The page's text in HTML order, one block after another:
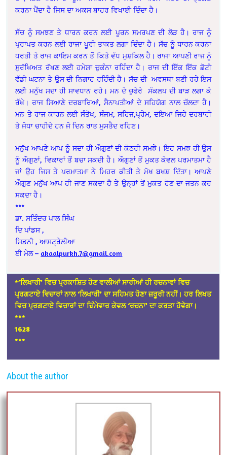
ਕਰਨਾ ਪੈਂਦਾ ਹੈ ਜਿਸ ਦਾ ਅਕਸ ਬਾਹਰ ਵਿਖਾਈ ਦਿੰਦਾ ਹੈ।
ਸੱਚ ਨੂੰ ਸਮਝਣ ਤੇ ਧਾਰਨ ਕਰਨ ਲਈ ਪੂਰਨ ਸਮਰਪਣ ਦੀ ਲੋੜ ਹੈ। ਰਾਜ ਨੂੰ
ਪ੍ਰਾਪਤ ਕਰਨ ਲਈ ਰਾਜਾ ਪੂਰੀ ਤਾਕਤ ਲਗਾ ਦਿੰਦਾ ਹੈ। ਸੱਚ ਨੂੰ ਧਾਰਨ ਕਰਨਾ
ਧਰਤੀ ਤੇ ਰਾਜ ਕਾਇਮ ਕਰਨ ਤੋਂ ਕਿਤੇ ਵੱਧ ਮੁਸ਼ਕਿਲ ਹੈ। ਰਾਜਾ ਆਪਣੀ ਰਾਜ ਨੂੰ
ਸੁਰੱਖਿਅਤ ਰੱਖਣ ਲਈ ਹਮੇਸ਼ਾ ਚੁਕੰਨਾ ਰਹਿੰਦਾ ਹੈ। ਰਾਜ ਦੀ ਇੱਕ ਇੱਕ ਛੋਟੀ
ਵੱਡੀ ਘਟਨਾ ਤੇ ਉਸ ਦੀ ਨਿਗਾਹ ਰਹਿੰਦੀ ਹੈ। ਸੱਚ ਦੀ ਅਵਸਥਾ ਬਣੀ ਰਹੇ ਇਸ
ਲਈ ਮਨੁੱਖ ਸਦਾ ਹੀ ਸਾਵਧਾਨ ਰਹੇ। ਮਨ ਦੇ ਚੁਫੇਰੇ ਸੰਕਲਪ ਦੀ ਬਾੜ ਲਗਾ ਕੇ
ਰੱਖੇ। ਰਾਜ ਸਿਆਣੇ ਦਰਬਾਰਿਆਂ, ਸੈਨਾਪਤੀਆਂ ਦੇ ਸਹਿਯੋਗ ਨਾਲ ਚੱਲਦਾ ਹੈ।
ਮਨ ਤੇ ਰਾਜ ਕਾਰਨ ਲਈ ਸੰਤੋਖ, ਸੰਜਮ, ਸਹਿਜ,ਪ੍ਰੇਮ, ਦਇਆ ਜਿਹੇ ਦਰਬਾਰੀ
ਤੇ ਜੋਧਾ ਚਾਹੀਦੇ ਹਨ ਜੋ ਦਿਨ ਰਾਤ ਮੁਸਤੈਦ ਰਹਿਣ।
ਮਨੁੱਖ ਆਪਣੇ ਆਪ ਨੂੰ ਸਦਾ ਹੀ ਔਗੁਣਾਂ ਦੀ ਕੋਠਰੀ ਸਮਝੇ। ਇਹ ਸਮਝ ਹੀ ਉਸ
ਨੂੰ ਔਗੁਣਾਂ, ਵਿਕਾਰਾਂ ਤੋਂ ਬਚਾ ਸਕਦੀ ਹੈ। ਔਗੁਣਾਂ ਤੋਂ ਮੁਕਤ ਕੇਵਲ ਪਰਮਾਤਮਾ ਹੈ
ਜਾਂ ਉਹ ਜਿਸ ਤੇ ਪਰਮਾਤਮਾ ਨੇ ਮਿਹਰ ਕੀਤੀ ਤੇ ਮੋਖ ਬਖਸ਼ ਦਿੱਤਾ। ਆਪਣੇ
ਔਗੁਣ ਮਨੁੱਖ ਆਪ ਹੀ ਜਾਣ ਸਕਦਾ ਹੈ ਤੇ ਉਨ੍ਹਾਂ ਤੋਂ ਮੁਕਤ ਹੋਣ ਦਾ ਜਤਨ ਕਰ
ਸਕਦਾ ਹੈ।
***
ਡਾ. ਸਤਿੰਦਰ ਪਾਲ ਸਿੰਘ
ਦਿ ਪਾਂਡਸ ,
ਸਿਡਨੀ , ਆਸਟ੍ਰੇਲੀਆ
ਈ ਮੇਲ – akaalpurkh.7@gmail.com
*’ਲਿਖਾਰੀ’ ਵਿਚ ਪ੍ਰਕਾਸ਼ਿਤ ਹੋਣ ਵਾਲੀਆਂ ਸਾਰੀਆਂ ਹੀ ਰਚਨਾਵਾਂ ਵਿਚ
ਪ੍ਰਗਟਾਏ ਵਿਚਾਰਾਂ ਨਾਲ ‘ਲਿਖਾਰੀ’ ਦਾ ਸਹਿਮਤ ਹੋਣਾ ਜ਼ਰੂਰੀ ਨਹੀਂ। ਹਰ ਲਿਖਤ
ਵਿਚ ਪ੍ਰਗਟਾਏ ਵਿਚਾਰਾਂ ਦਾ ਜ਼ਿੰਮੇਵਾਰ ਕੇਵਲ ‘ਰਚਨਾ’ ਦਾ ਕਰਤਾ ਹੋਵੇਗਾ।
***
1628
***
About the author